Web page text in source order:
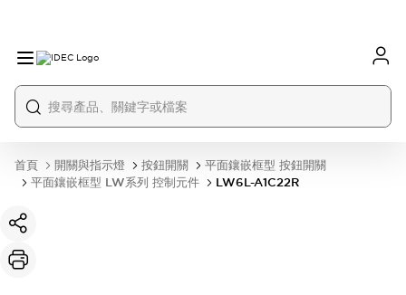
首頁 開關與指示燈 按鈕開關
平面鑲嵌框型 按鈕開關
平面鑲嵌框型 LW系列 控制元件
LW6L-A1C22R